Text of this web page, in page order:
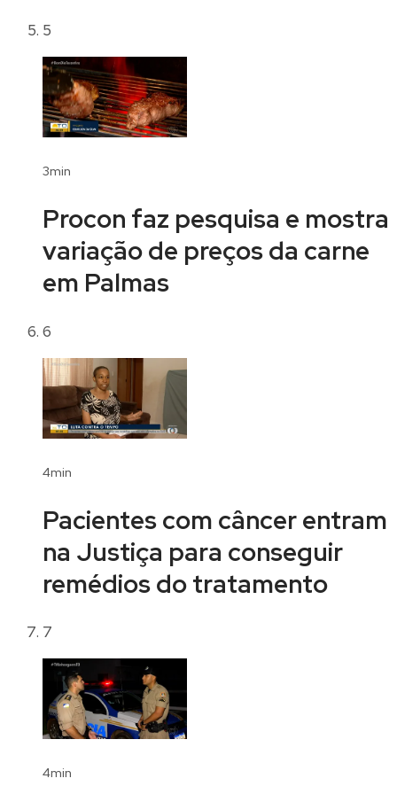
5
3min
Procon faz pesquisa e mostra
variação de preços da carne
em Palmas
6
4min
Pacientes com câncer entram
na Justiça para conseguir
remédios do tratamento
7
4min